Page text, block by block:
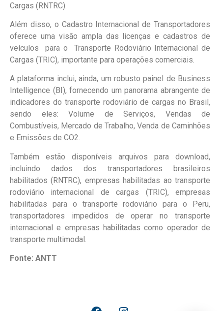
Cargas (RNTRC).
Além disso, o Cadastro Internacional de Transportadores
oferece uma visão ampla das licenças e cadastros de
veículos para o Transporte Rodoviário Internacional de
Cargas (TRIC), importante para operações comerciais.
A plataforma inclui, ainda, um robusto painel de Business
Intelligence (BI), fornecendo um panorama abrangente de
indicadores do transporte rodoviário de cargas no Brasil,
sendo eles: Volume de Serviços, Vendas de
Combustíveis, Mercado de Trabalho, Venda de Caminhões
e Emissões de CO2.
Também estão disponíveis arquivos para download,
incluindo dados dos transportadores brasileiros
habilitados (RNTRC), empresas habilitadas ao transporte
rodoviário internacional de cargas (TRIC), empresas
habilitadas para o transporte rodoviário para o Peru,
transportadores impedidos de operar no transporte
internacional e empresas habilitadas como operador de
transporte multimodal.
Fonte: ANTT